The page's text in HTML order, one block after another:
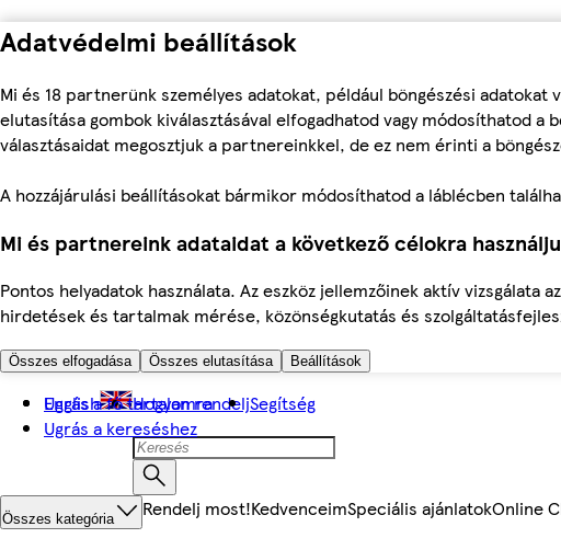
Adatvédelmi beállítások
Mi és 18 partnerünk személyes adatokat, például böngészési adatokat
elutasítása gombok kiválasztásával elfogadhatod vagy módosíthatod
választásaidat megosztjuk a partnereinkkel, de ez nem érinti a
A hozzájárulási beállításokat bármikor módosíthatod a láblécben
Mi és partnereink adataidat a következő célokra
Pontos helyadatok használata. Az eszköz jellemzőinek aktív
hirdetések és tartalmak mérése, közönségkutatás és
Összes elfogadása Összes elutasítása Beállítások
Ugrás a fő tartalomra
Ugrás a kereséshez
English Hogyan rendeljSegítség
Összes kategória Rendelj most!KedvenceimSpeciális ajánlatokOnline